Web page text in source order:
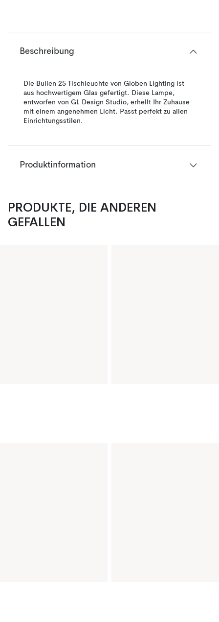
Beschreibung
Die Bullen 25 Tischleuchte von Globen Lighting ist
aus hochwertigem Glas gefertigt. Diese Lampe,
entworfen von GL Design Studio, erhellt Ihr Zuhause
mit einem angenehmen Licht. Passt perfekt zu allen
Einrichtungsstilen.
Produktinformation
PRODUKTE, DIE ANDEREN
GEFALLEN